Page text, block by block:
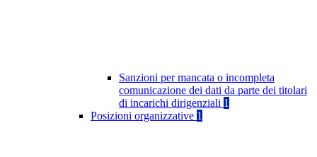
Sanzioni per mancata o incompleta
comunicazione dei dati da parte dei titolari
di incarichi dirigenziali 1
Posizioni organizzative 1